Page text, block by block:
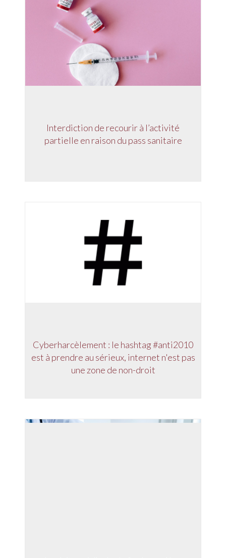
Interdiction de recourir à l’activité
partielle en raison du pass sanitaire
Cyberharcèlement : le hashtag #anti2010
est à prendre au sérieux, internet n'est pas
une zone de non-droit